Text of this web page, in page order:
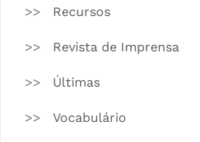
Recursos
Revista de Imprensa
Últimas
Vocabulário